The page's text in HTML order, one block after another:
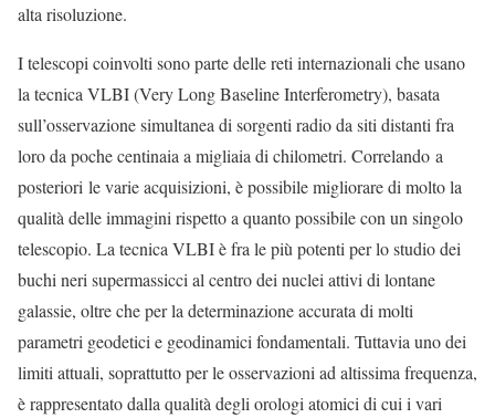
alta risoluzione.
I telescopi coinvolti sono parte delle reti internazionali che usano
la tecnica VLBI (Very Long Baseline Interferometry), basata
sull’osservazione simultanea di sorgenti radio da siti distanti fra
loro da poche centinaia a migliaia di chilometri. Correlando a
posteriori le varie acquisizioni, è possibile migliorare di molto la
qualità delle immagini rispetto a quanto possibile con un singolo
telescopio. La tecnica VLBI è fra le più potenti per lo studio dei
buchi neri supermassicci al centro dei nuclei attivi di lontane
galassie, oltre che per la determinazione accurata di molti
parametri geodetici e geodinamici fondamentali. Tuttavia uno dei
limiti attuali, soprattutto per le osservazioni ad altissima frequenza,
è rappresentato dalla qualità degli orologi atomici di cui i vari